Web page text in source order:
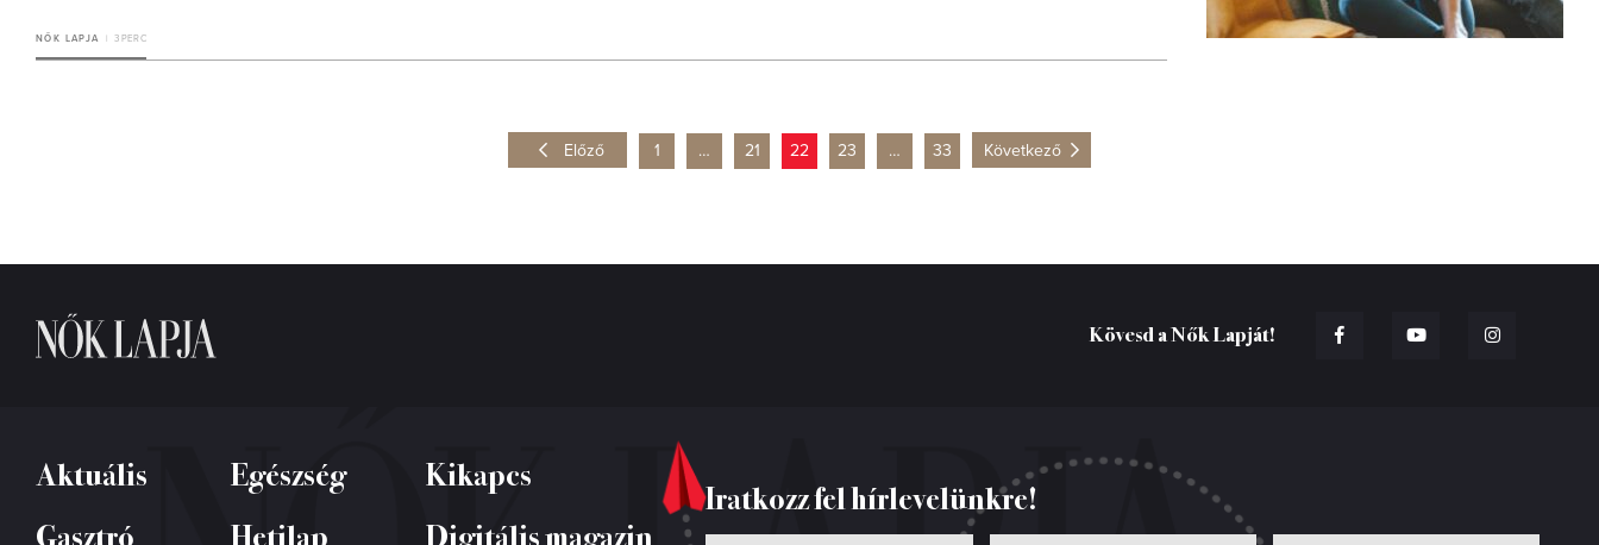
NŐK LAPJA 3 PERC
Előző 1 … 21 22 23 … 33 Következő
Kövesd a Nők Lapját!
Aktuális Egészség
Kikapcs
Gasztró
Hetilap Digitális magazin
Iratkozz fel hírlevelünkre!